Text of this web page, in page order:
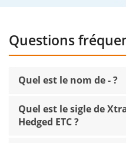
Questions
Quel est le nom de - ?
Quel est le sigle de
Hedged ETC ?